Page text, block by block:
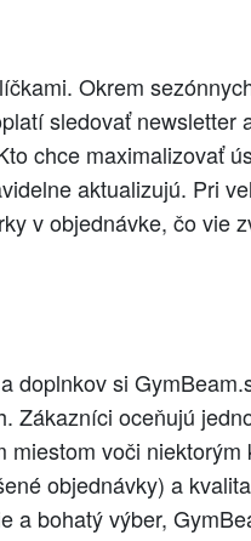
Okrem
sledovať newsletter
chce maximalizovať
aktualizujú. Pri
v objednávke, čo vie
doplnkov si
Zákazníci oceňujú
voči niektorým
objednávky) a
a bohatý výber,